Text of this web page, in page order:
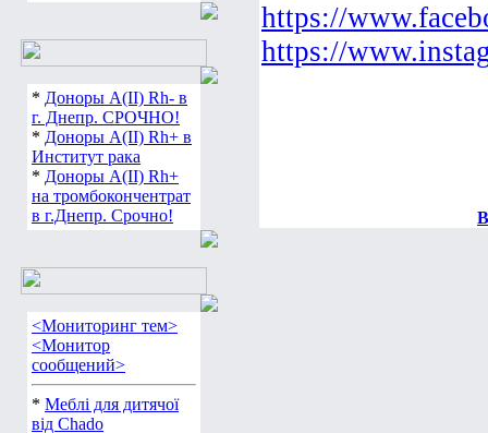
* Доноры А(ІІ) Rh- в
г. Днепр. СРОЧНО!
* Доноры А(ІІ) Rh+ в
Институт рака
* Доноры А(ІІ) Rh+
на тромбокончентрат
в г.Днепр. Срочно!
<Мониторинг тем>
<Монитор
сообщений>
* Меблі для дитячої
від Chado
https://
https://